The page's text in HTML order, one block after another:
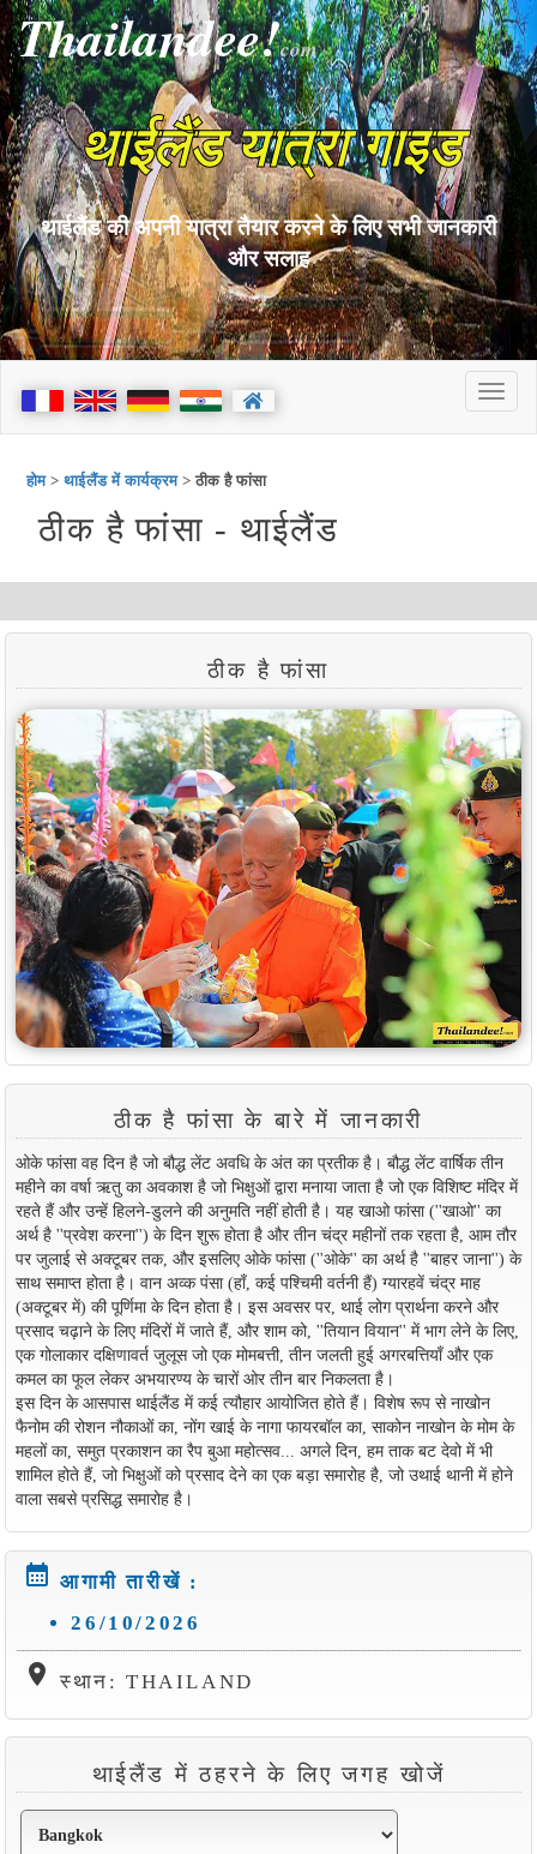
Thailandee!com
थाईलैंड यात्रा गाइड
थाईलैंड की अपनी यात्रा तैयार करने के लिए सभी जानकारी
और सलाह
होम>थाईलैंड में कार्यक्रम> ठीक है फांसा
ठीक है फांसा - थाईलैंड
ठीक है फांसा
ठीक है फांसा के बारे में जानकारी
ओके फांसा वह दिन है जो बौद्ध लेंट अवधि के अंत का प्रतीक है। बौद्ध लेंट वार्षिक तीन
महीने का वर्षा ऋतु का अवकाश है जो भिक्षुओं द्वारा मनाया जाता है जो एक विशिष्ट मंदिर में
रहते हैं और उन्हें हिलने-डुलने की अनुमति नहीं होती है। यह खाओ फांसा (''खाओ'' का
अर्थ है ''प्रवेश करना'') के दिन शुरू होता है और तीन चंद्र महीनों तक रहता है, आम तौर
पर जुलाई से अक्टूबर तक, और इसलिए ओके फांसा (''ओके'' का अर्थ है ''बाहर जाना'') के
साथ समाप्त होता है। वान अव्क पंसा (हाँ, कई पश्चिमी वर्तनी हैं) ग्यारहवें चंद्र माह
(अक्टूबर में) की पूर्णिमा के दिन होता है। इस अवसर पर, थाई लोग प्रार्थना करने और
प्रसाद चढ़ाने के लिए मंदिरों में जाते हैं, और शाम को, ''तियान वियान'' में भाग लेने के लिए,
एक गोलाकार दक्षिणावर्त जुलूस जो एक मोमबत्ती, तीन जलती हुई अगरबत्तियाँ और एक
कमल का फूल लेकर अभयारण्य के चारों ओर तीन बार निकलता है।
इस दिन के आसपास थाईलैंड में कई त्यौहार आयोजित होते हैं। विशेष रूप से नाखोन
फैनोम की रोशन नौकाओं का, नोंग खाई के नागा फायरबॉल का, साकोन नाखोन के मोम के
महलों का, समुत प्रकाशन का रैप बुआ महोत्सव... अगले दिन, हम ताक बट देवो में भी
शामिल होते हैं, जो भिक्षुओं को प्रसाद देने का एक बड़ा समारोह है, जो उथाई थानी में होने
वाला सबसे प्रसिद्ध समारोह है।
calendar_month आगामी तारीखें :
26/10/2026
location_on स्थान: THAILAND
थाईलैंड में ठहरने के लिए जगह खोजें